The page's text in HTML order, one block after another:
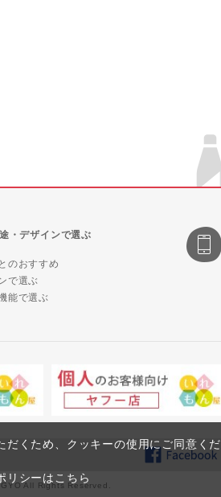
・デザインで選ぶ
のおすすめ
で選ぶ
能で選ぶ
All Rights Reserved.
くため、クッキーの使用にご同意くだ
シーはこちら